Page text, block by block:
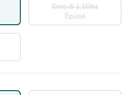
Core i5 1,1Ghz
Épuisé